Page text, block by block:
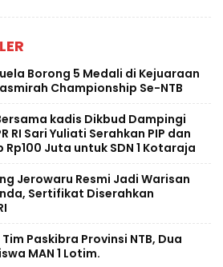
Borong 5 Medali di Kejuaraan
Championship Se-NTB
kadis Dikbud Dampingi
RI Sari Yuliati Serahkan PIP dan
Rp100 Juta untuk SDN 1 Kotaraja
Jerowaru Resmi Jadi Warisan
Sertifikat Diserahkan
Paskibra Provinsi NTB, Dua
MAN 1 Lotim.